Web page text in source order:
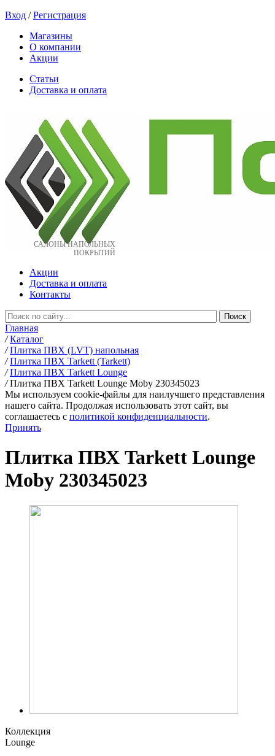
Вход /Регистрация
Магазины
О компании
Акции
Статьи
Доставка и оплата
САЛОНЫ НАПОЛЬНЫХ
ПОКРЫТИЙ
Акции
Доставка и оплата
Контакты
Главная
/ Каталог
/ Плитка ПВХ (LVT) напольная
/ Плитка ПВХ Tarkett (Tarkett)
/ Плитка ПВХ Tarkett Lounge
/ Плитка ПВХ Tarkett Lounge Moby 230345023
Мы используем cookie-файлы для наилучшего представления
нашего сайта. Продолжая использовать этот сайт, вы
соглашаетесь c политикой конфиденциальности.
Принять
Плитка ПВХ Tarkett Lounge
Moby 230345023
Коллекция
Lounge